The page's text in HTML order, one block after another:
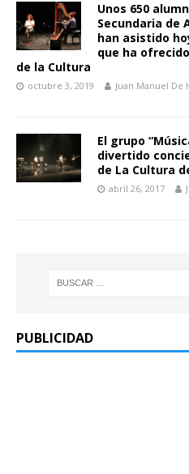
Unos 650
Secundaria de
han asistido
que ha
de la Cultura
octubre 3, 2019 Juan Manuel De
El grupo
divertido
de La Cultura
abril 26, 2017
PUBLICIDAD